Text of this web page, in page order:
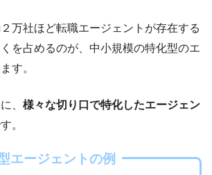
万社ほど転職エージェントが存在する
を占めるのが、中小規模の特化型のエ
す。
、 様々な切り口で特化したエージェン
。
エージェントの例